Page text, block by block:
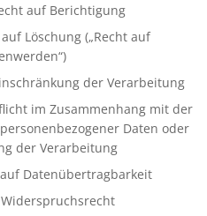
auf Berichtigung
Löschung („Recht auf
der Verarbeitung
im Zusammenhang mit der
Daten oder
der Verarbeitung
auf Datenübertragbarkeit
Widerspruchsrecht